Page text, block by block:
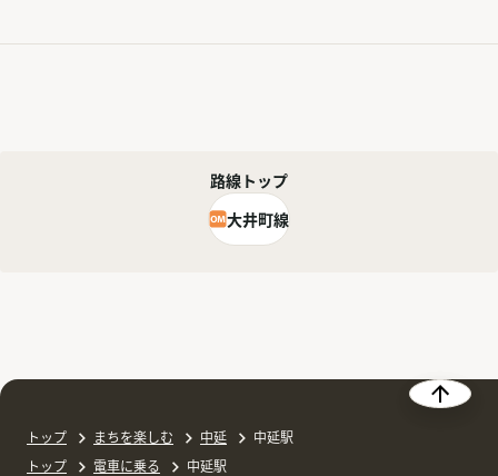
路線トップ
大井町線
トップ まちを楽しむ 中延
中延駅
トップ
電車に乗る 中延駅